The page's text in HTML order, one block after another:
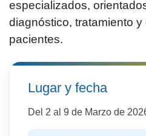
especializados,
diagnóstico, tratamiento
pacientes.
Lugar y fecha
Del 2 al 9 de Marzo de